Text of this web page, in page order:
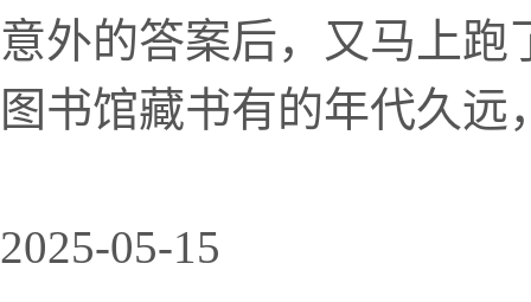
意外的答案后，又马上
图书馆藏书有的年代久
2025-05-15